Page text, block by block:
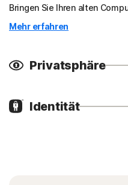
Bringen Sie Ihren alten
Mehr erfahren
Privatsphäre
Identität